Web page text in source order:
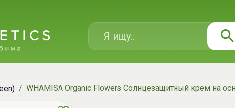
WHAMISA Organic Flowers Солнцезащитный крем на